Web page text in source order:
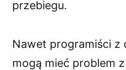
przebiegu.
Nawet programiści z
mogą mieć problem